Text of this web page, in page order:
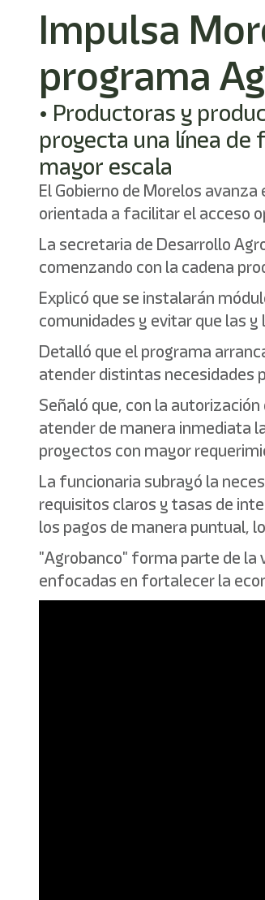
Impulsa
programa
• Productoras y
proyecta una línea
mayor escala
El Gobierno de Morelos
orientada a facilitar el acceso
La secretaria de Desarrollo
comenzando con la cadena
Explicó que se instalarán
comunidades y evitar que las
Detalló que el programa
atender distintas necesidades
Señaló que, con la
atender de manera inmediata
proyectos con mayor
La funcionaria subrayó la
requisitos claros y tasas de
los pagos de manera puntual,
"Agrobanco" forma parte de la
enfocadas en fortalecer la